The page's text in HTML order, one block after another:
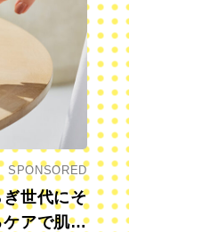
SPONSORED
ぎ世代にそ
アで肌も